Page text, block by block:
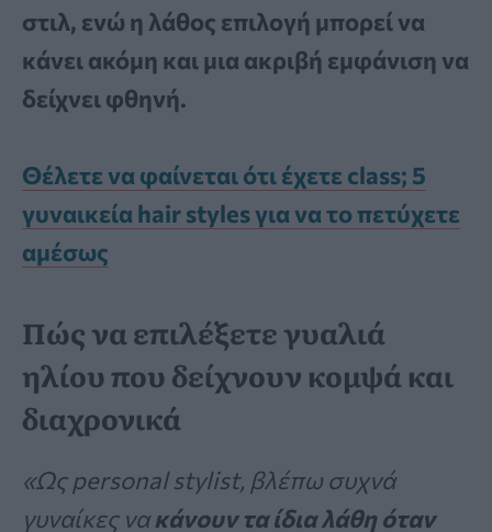
στιλ, ενώ η λάθος επιλογή μπορεί να
κάνει ακόμη και μια ακριβή εμφάνιση να
δείχνει φθηνή.
Θέλετε να φαίνεται ότι έχετε class; 5
γυναικεία hair styles για να το πετύχετε
αμέσως
Πώς να επιλέξετε γυαλιά
ηλίου που δείχνουν κομψά και
διαχρονικά
«Ως personal stylist, βλέπω συχνά
γυναίκες νακάνουν τα ίδια λάθη όταν